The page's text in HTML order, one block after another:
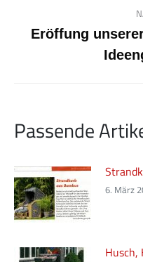
Eröffung
Passende
6. März
Husch,